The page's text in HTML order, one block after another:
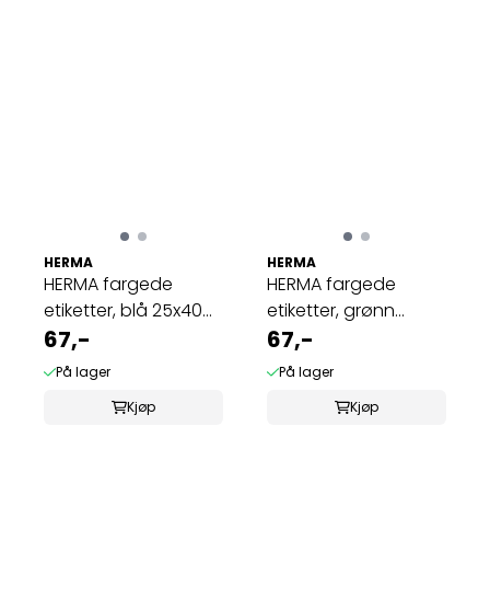
HERMA
HERMA fargede
etiketter, blå 25x40
mm (512 stk)
67,-
På lager
Kjøp
HERMA
HERMA fargede
etiketter, grønn
20x50 mm (480 stk)
67,-
På lager
Kjøp